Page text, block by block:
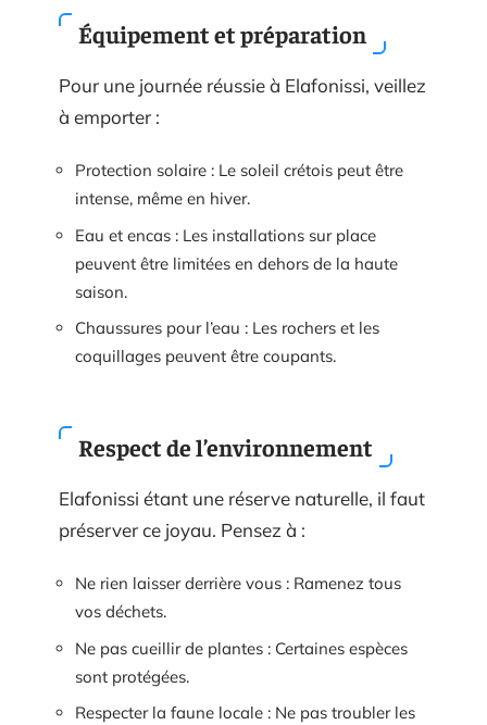
Équipement et préparation
Pour une journée réussie à Elafonissi, veillez
à emporter :
Protection solaire : Le soleil crétois peut être
intense, même en hiver.
Eau et encas : Les installations sur place
peuvent être limitées en dehors de la haute
saison.
Chaussures pour l’eau : Les rochers et les
coquillages peuvent être coupants.
Respect de l’environnement
Elafonissi étant une réserve naturelle, il faut
préserver ce joyau. Pensez à :
Ne rien laisser derrière vous : Ramenez tous
vos déchets.
Ne pas cueillir de plantes : Certaines espèces
sont protégées.
Respecter la faune locale : Ne pas troubler les